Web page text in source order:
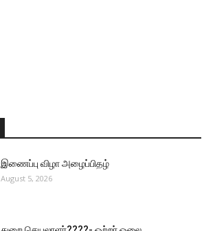
இணைப்பு விழா அழைப்பிதழ்
August 5, 2026